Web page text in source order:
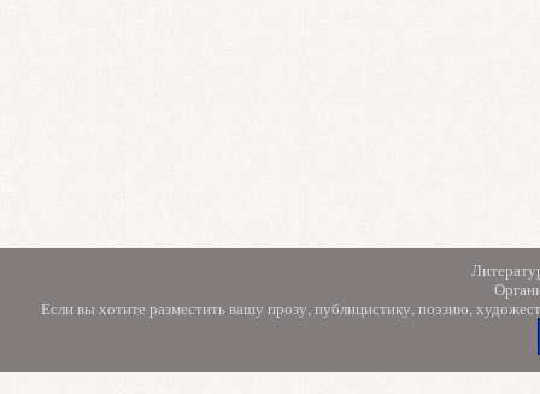
Если вы хотите разместить вашу прозу, публицистику, поэзию,